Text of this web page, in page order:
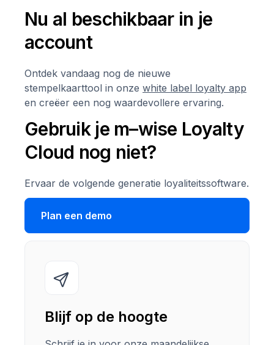
Nu al beschikbaar in je
account
Ontdek vandaag nog de nieuwe
stempelkaarttool in onze white label loyalty app
en creëer een nog waardevollere ervaring.
Gebruik je m–wise Loyalty
Cloud nog niet?
Ervaar de volgende generatie loyaliteitssoftware.
Plan een demo
Blijf op de hoogte